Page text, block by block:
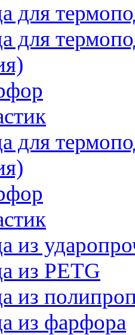
для
для
для
из
из PETG
из
из фарфора